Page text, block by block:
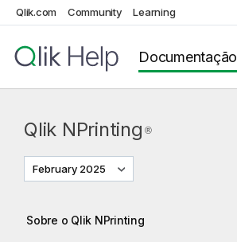
Qlik.com Community Learning
Documentação
Qlik NPrinting ®
February 2025
Sobre o Qlik NPrinting